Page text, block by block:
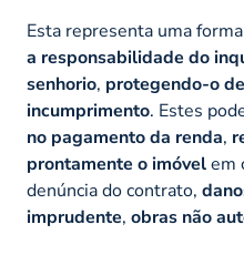
Esta representa uma
a responsabilidade do
senhorio, protegendo-o
incumprimento. Estes
no pagamento da renda,
prontamente o imóvelem
denúncia do contrato,
imprudente, obras não